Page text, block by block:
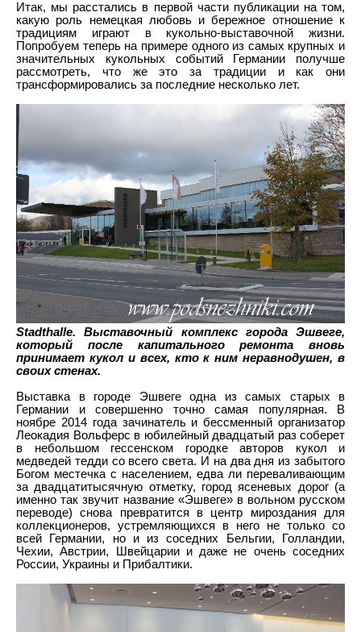
Итак, мы расстались в первой части публикации на том,
какую роль немецкая любовь и бережное отношение к
традициям играют в кукольно-выставочной жизни.
Попробуем теперь на примере одного из самых крупных и
значительных кукольных событий Германии получше
рассмотреть, что же это за традиции и как они
трансформировались за последние несколько лет.
Stadthalle. Выставочный комплекс города Эшвеге,
который после капитального ремонта вновь
принимает кукол и всех, кто к ним неравнодушен, в
своих стенах.
Выставка в городе Эшвеге одна из самых старых в
Германии и совершенно точно самая популярная. В
ноябре 2014 года зачинатель и бессменный организатор
Леокадия Вольферс в юбилейный двадцатый раз соберет
в небольшом гессенском городке авторов кукол и
медведей тедди со всего света. И на два дня из забытого
Богом местечка с населением, едва ли переваливающим
за двадцатитысячную отметку, город ясеневых дорог (а
именно так звучит название «Эшвеге» в вольном русском
переводе) снова превратится в центр мироздания для
коллекционеров, устремляющихся в него не только со
всей Германии, но и из соседних Бельгии, Голландии,
Чехии, Австрии, Швейцарии и даже не очень соседних
России, Украины и Прибалтики.